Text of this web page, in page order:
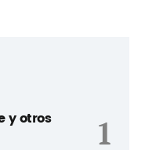
y otros
1